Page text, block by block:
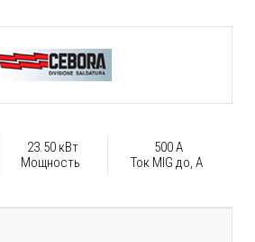
23.50 кВт
Мощность
500 А
Ток MIG до, А